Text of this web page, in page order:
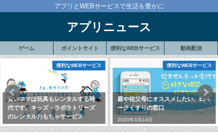
アプリとWEBサービスで生活を豊かに
アプリニュース
ゲーム ポイントサイト 便利なWEBサービス 動画配信
便利なWEBサービス
賢いママは玩具もレンタルする時
代です。キッズ・ラボラトリーズ
のレンタルおもちゃサービス
2020年2月4日
便利なWEBサービス
親や祖父母にオススメしたい、Eパ
ークくすりの窓口
2020年3月14日